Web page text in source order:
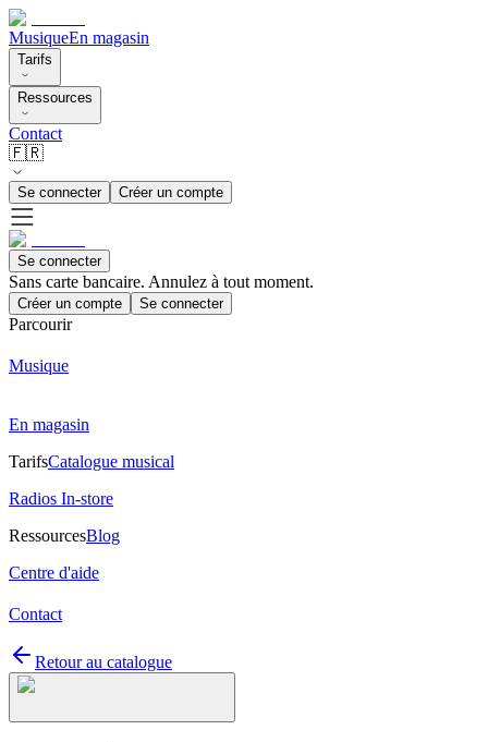
MusiqueEn magasin
Tarifs
Ressources
Contact
🇫🇷
Se connecter Créer un compte
Se connecter
Sans carte bancaire. Annulez à tout moment.
Créer un compte Se connecter
Parcourir
Musique
En magasin
TarifsCatalogue musical
Radios In-store
RessourcesBlog
Centre d'aide
Contact
Retour au catalogue